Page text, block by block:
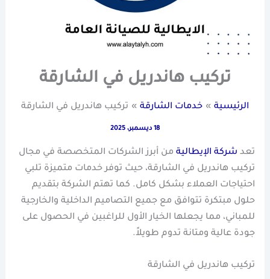
تركيب هاندريل في الشارقة
الرئيسية خدمات الشارقة تركيب هاندريل في الشارقة
18 ديسمبر، 2025
تعد شركة الإيطالية من أبرز الشركات المتخصصة في مجال
تركيب هاندريل في الشارقة، حيث توفر خدمات متميزة تلبي
احتياجات العملاء بشكل كامل. كما تهتم الشركة بتقديم
حلول مبتكرة تتوافق مع جميع التصاميم الداخلية والخارجية
للمباني، مما يجعلها الخيار الأول للراغبين في الحصول على
جودة عالية ومتانة تدوم طويلاً.
تركيب هاندريل في الشارقة